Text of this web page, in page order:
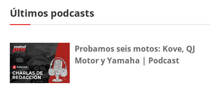
Últimos podcasts
Probamos seis motos: Kove, QJ
Motor y Yamaha | Podcast